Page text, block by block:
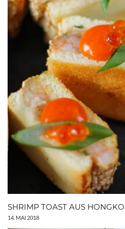
SHRIMP TOAST AUS
14. MAI 2018